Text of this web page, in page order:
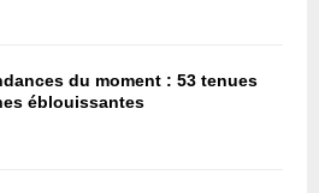
du moment : 53 tenues
éblouissantes